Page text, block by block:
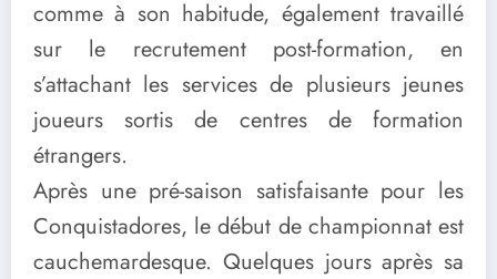
comme à son habitude, également travaillé
sur le recrutement post-formation, en
s’attachant les services de plusieurs jeunes
joueurs sortis de centres de formation
étrangers.
Après une pré-saison satisfaisante pour les
Conquistadores, le début de championnat est
cauchemardesque. Quelques jours après sa